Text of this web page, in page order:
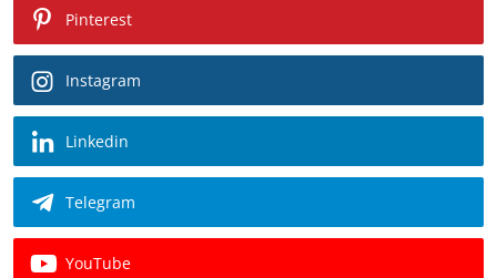
Pinterest
Instagram
Linkedin
Telegram
YouTube